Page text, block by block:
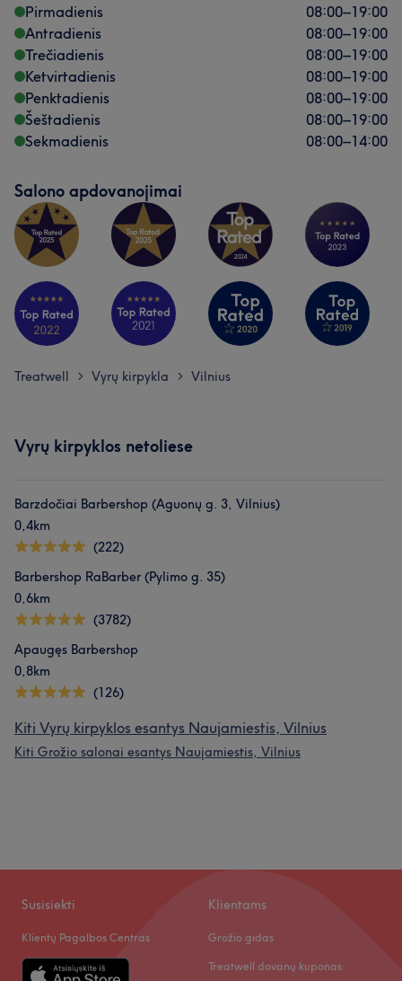
Pirmadienis
08:00–19:00
Antradienis
08:00–19:00
Trečiadienis
08:00–19:00
Ketvirtadienis
08:00–19:00
Penktadienis
08:00–19:00
Šeštadienis
08:00–19:00
Sekmadienis
08:00–14:00
Salono apdovanojimai
Treatwell > Vyrų kirpykla > Vilnius
Vyrų kirpyklos netoliese
Barzdočiai Barbershop (Aguonų g. 3, Vilnius)
0,4km
(222)
Barbershop RaBarber (Pylimo g. 35)
0,6km
(3782)
Apaugęs Barbershop
0,8km
(126)
Kiti Vyrų kirpyklos esantys Naujamiestis, Vilnius
Kiti Grožio salonai esantys Naujamiestis, Vilnius
Susisiekti
Klientų Pagalbos Centras
Klientams
Grožio gidas
Treatwell dovanų kuponas